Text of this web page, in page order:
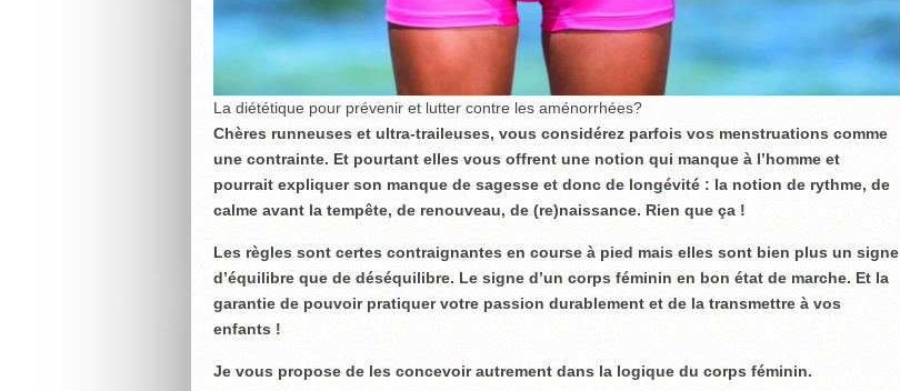
La diététique pour prévenir et lutter contre les aménorrhées?
Chères runneuses et ultra-traileuses, vous considérez parfois vos menstruations comme
une contrainte. Et pourtant elles vous offrent une notion qui manque à l’homme et
pourrait expliquer son manque de sagesse et donc de longévité : la notion de rythme, de
calme avant la tempête, de renouveau, de (re)naissance. Rien que ça !
Les règles sont certes contraignantes en course à pied mais elles sont bien plus un signe
d’équilibre que de déséquilibre. Le signe d’un corps féminin en bon état de marche. Et la
garantie de pouvoir pratiquer votre passion durablement et de la transmettre à vos
enfants !
Je vous propose de les concevoir autrement dans la logique du corps féminin.